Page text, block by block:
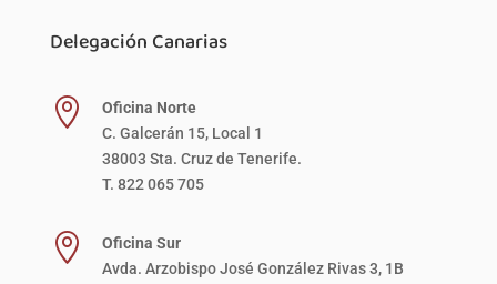
Delegación Canarias

Oficina Norte
C. Galcerán 15, Local 1
38003 Sta. Cruz de Tenerife.
T. 822 065 705

Oficina Sur
Avda. Arzobispo José González Rivas 3, 1B